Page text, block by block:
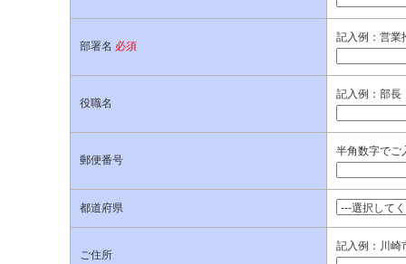
部署名 必須
記入例：営業
役職名
記入例：部長
郵便番号
半角数字でご
都道府県
ご住所
記入例：川崎